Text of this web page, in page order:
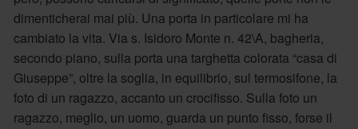
dimenticherai mai più. Una porta in particolare mi ha
cambiato la vita. Via s. Isidoro Monte n. 42\A, bagheria,
secondo piano, sulla porta una targhetta colorata “casa di
Giuseppe”, oltre la soglia, in equilibrio, sul termosifone, la
foto di un ragazzo, accanto un crocifisso. Sulla foto un
ragazzo, meglio, un uomo, guarda un punto fisso, forse il